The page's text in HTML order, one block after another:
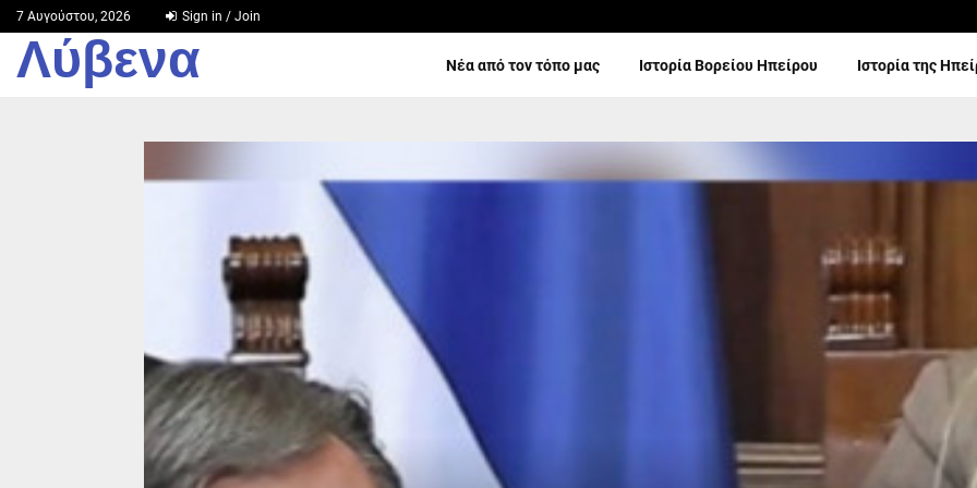
7 Αυγούστου, 2026 Sign in / Join
Λύβενα Νέα από τον τόπο μας Ιστορία Βορείου Ηπείρου Ιστορία της